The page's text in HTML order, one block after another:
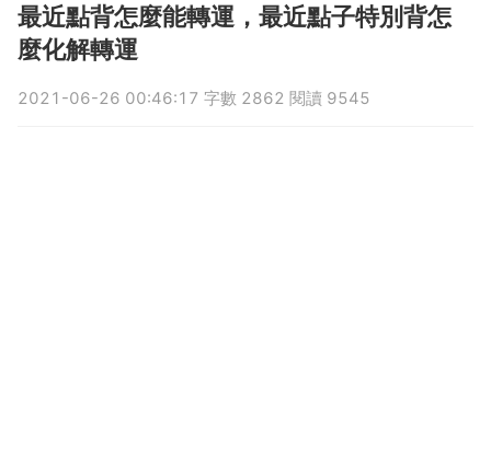
最近點背怎麼能轉運，最近點子特別背怎
麼化解轉運
2021-06-26 00:46:17 字數 2862 閱讀 9545